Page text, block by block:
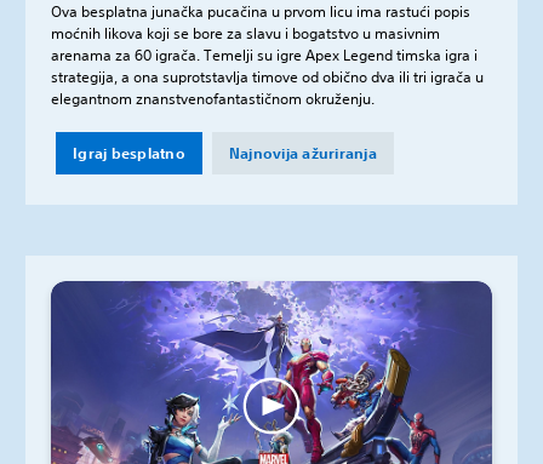
Ova besplatna junačka pucačina u prvom licu ima rastući popis
moćnih likova koji se bore za slavu i bogatstvo u masivnim
arenama za 60 igrača. Temelji su igre Apex Legend timska igra i
strategija, a ona suprotstavlja timove od obično dva ili tri igrača u
elegantnom znanstvenofantastičnom okruženju.
Igraj besplatno Najnovija ažuriranja